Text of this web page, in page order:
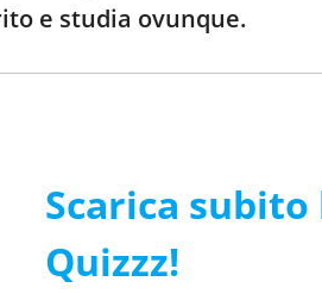
e studia ovunque.
Scarica subito
Quizzz!